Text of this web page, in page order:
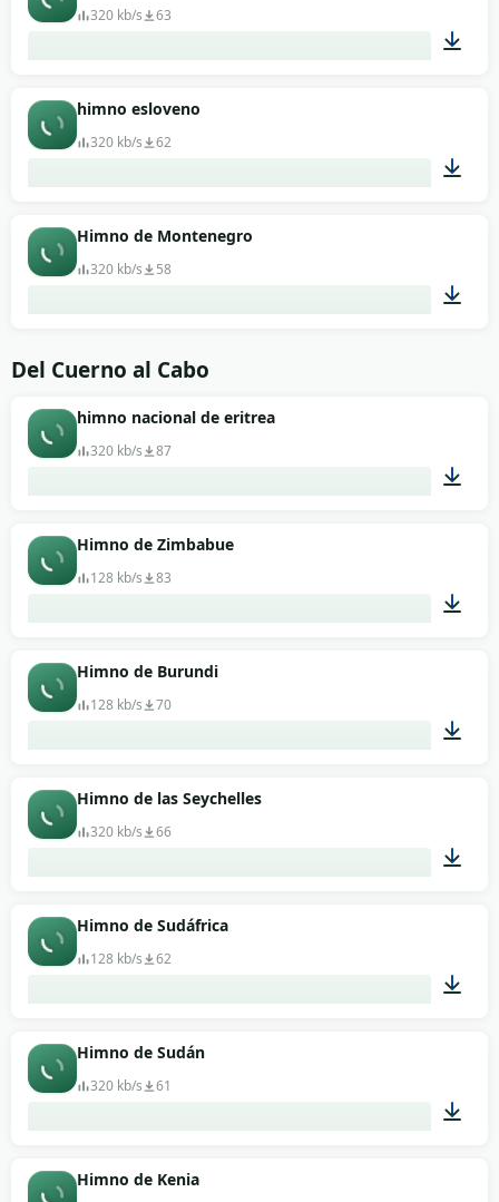
320 kb/s 63
himno esloveno
320 kb/s 62
Himno de Montenegro
320 kb/s 58
Del Cuerno al Cabo
himno nacional de eritrea
320 kb/s 87
Himno de Zimbabue
128 kb/s 83
Himno de Burundi
128 kb/s 70
Himno de las Seychelles
320 kb/s 66
Himno de Sudáfrica
128 kb/s 62
Himno de Sudán
320 kb/s 61
Himno de Kenia